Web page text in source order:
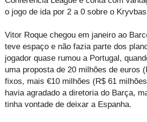
o jogo de ida por 2 a 0 sobre o
Vitor Roque chegou em janeiro ao
teve espaço e não fazia parte dos
jogador quase rumou a Portugal,
uma proposta de 20 milhões de euros
fixos, mais €10 milhões (R$ 61
havia agradado a diretoria do Barça,
tinha vontade de deixar a Espanha.